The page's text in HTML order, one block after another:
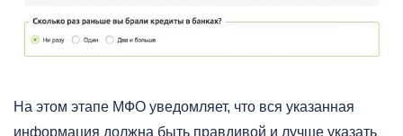
На этом этапе МФО уведомляет, что вся указанная
информация должна быть правдивой и лучше указать